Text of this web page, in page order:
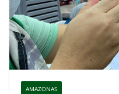
AMAZONAS